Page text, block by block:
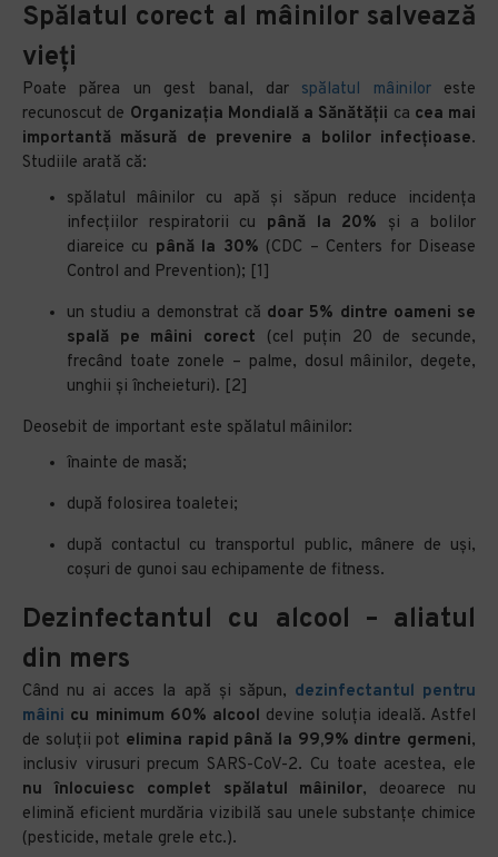
Spălatul corect al mâinilor salvează
vieți
Poate părea un gest banal, dar spălatul mâiniloreste
recunoscut de Organizația Mondială a Sănătății ca cea mai
importantă măsură de prevenire a bolilor infecțioase.
Studiile arată că:
spălatul mâinilor cu apă și săpun reduce incidența
infecțiilor respiratorii cu până la 20% și a bolilor
diareice cu până la 30% (CDC – Centers for Disease
Control and Prevention); [1]
un studiu a demonstrat că doar 5% dintre oameni se
spală pe mâini corect (cel puțin 20 de secunde,
frecând toate zonele – palme, dosul mâinilor, degete,
unghii și încheieturi). [2]
Deosebit de important este spălatul mâinilor:
înainte de masă;
după folosirea toaletei;
după contactul cu transportul public, mânere de uși,
coșuri de gunoi sau echipamente de fitness.
Dezinfectantul cu alcool – aliatul
din mers
Când nu ai acces la apă și săpun, dezinfectantul pentru
mâini cu minimum 60% alcool devine soluția ideală. Astfel
de soluții pot elimina rapid până la 99,9% dintre germeni,
inclusiv virusuri precum SARS-CoV-2. Cu toate acestea, ele
nu înlocuiesc complet spălatul mâinilor, deoarece nu
elimină eficient murdăria vizibilă sau unele substanțe chimice
(pesticide, metale grele etc.).